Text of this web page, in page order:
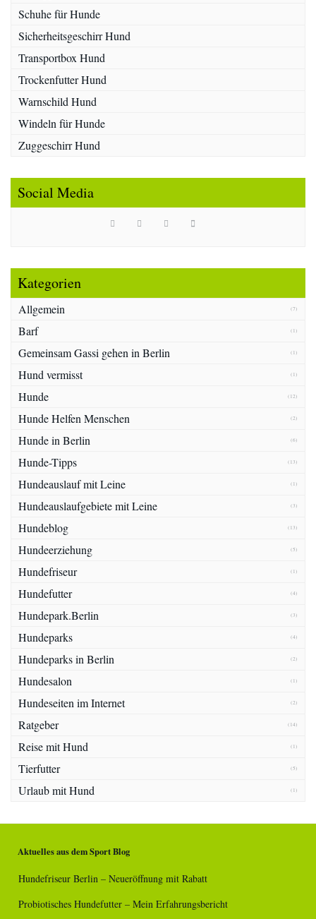
Schuhe für Hunde
Sicherheitsgeschirr Hund
Transportbox Hund
Trockenfutter Hund
Warnschild Hund
Windeln für Hunde
Zuggeschirr Hund
Social Media
Kategorien
Allgemein (7)
Barf (1)
Gemeinsam Gassi gehen in Berlin (1)
Hund vermisst (1)
Hunde (12)
Hunde Helfen Menschen (2)
Hunde in Berlin (6)
Hunde-Tipps (13)
Hundeauslauf mit Leine (1)
Hundeauslaufgebiete mit Leine (3)
Hundeblog (13)
Hundeerziehung (5)
Hundefriseur (1)
Hundefutter (4)
Hundepark.Berlin (3)
Hundeparks (4)
Hundeparks in Berlin (2)
Hundesalon (1)
Hundeseiten im Internet (2)
Ratgeber (14)
Reise mit Hund (1)
Tierfutter (5)
Urlaub mit Hund (1)
Aktuelles aus dem Sport Blog
Hundefriseur Berlin – Neueröffnung mit Rabatt
Probiotisches Hundefutter – Mein Erfahrungsbericht